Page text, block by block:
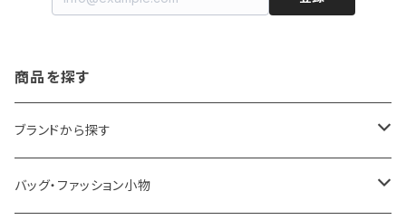
商品を探す
ブランドから探す
LOQI
バッグ・ファッション小物